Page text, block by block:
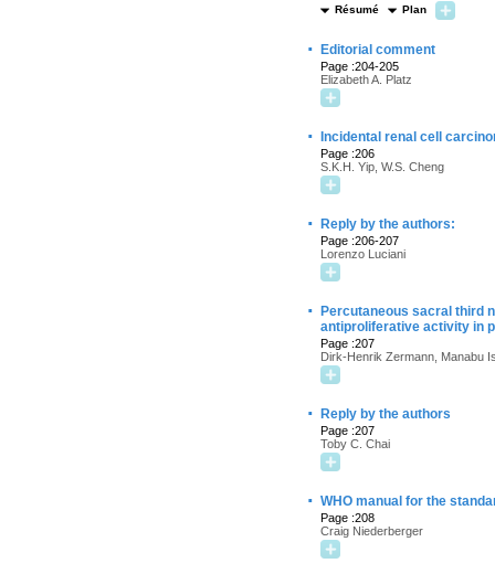
Résumé Plan
· Editorial comment
Page :204-205
Elizabeth A. Platz
· Incidental renal cell
Page :206
S.K.H. Yip, W.S. Cheng
· Reply by the authors:
Page :206-207
Lorenzo Luciani
·
Percutaneous sacral third
antiproliferative activity in
Page :207
Dirk-Henrik Zermann, Manabu
· Reply by the authors
Page :207
Toby C. Chai
· WHO manual for the
Page :208
Craig Niederberger